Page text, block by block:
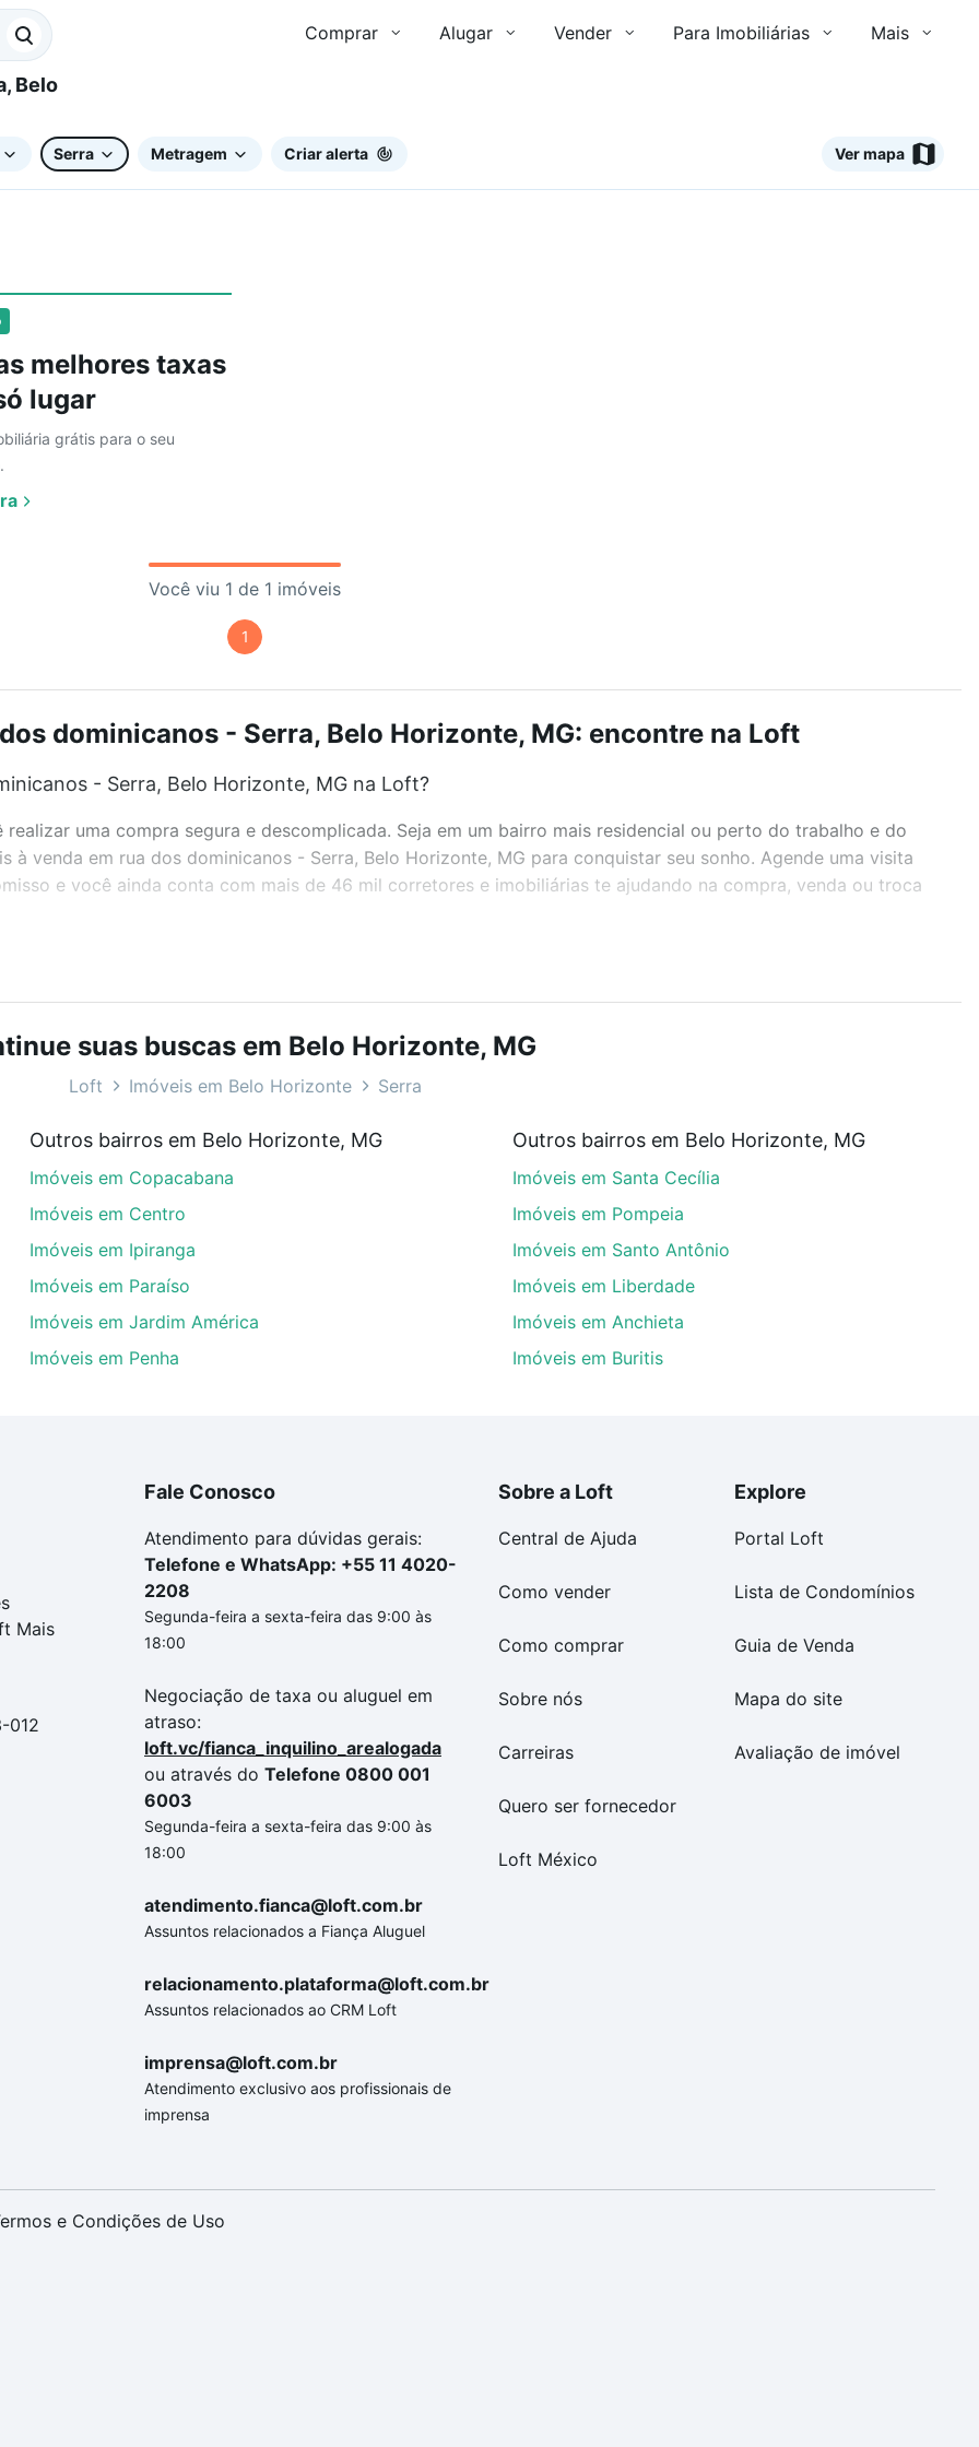
Comprar Alugar Vender Para Imobiliárias Mais
Serra Metragem Criar alerta Ver mapa
melhores taxas
lugar
grátis para o seu
Você viu 1 de 1 imóveis
1
dominicanos - Serra, Belo Horizonte, MG: encontre na Loft
- Serra, Belo Horizonte, MG na Loft?
uma compra segura e descomplicada. Seja em um bairro mais residencial ou perto do trabalho e do
venda em rua dos dominicanos - Serra, Belo Horizonte, MG para conquistar seu sonho. Agende uma visita
e você ainda conta com mais de 46 mil corretores e imobiliárias te ajudando na compra, venda ou troca
e até condomínios favoritos. Você também pode usar os filtros como quantidade de quartos, suítes, com
o preço, metragem e comodidades, como piscina, academia, salão de festas ou área verde e encontrar
MG ideal para você na Loft.
à venda em rua dos dominicanos - Serra, Belo Horizonte, MG que custam a partir de R$ 0 e com nossas
adequar ao seu orçamento. Se ainda tem alguma dúvida dos custos envolvidos no processo de compra,
e conte com a gente para comprar o imóvel dos seus sonhos com segurança e conforto. Loft, com você
suas buscas em Belo Horizonte, MG
Loft Imóveis em Belo Horizonte Serra
Outros bairros em Belo Horizonte, MG
Imóveis em Copacabana
Imóveis em Centro
Imóveis em Ipiranga
Imóveis em Paraíso
Imóveis em Jardim América
Imóveis em Penha
Outros bairros em Belo Horizonte, MG
Imóveis em Santa Cecília
Imóveis em Pompeia
Imóveis em Santo Antônio
Imóveis em Liberdade
Imóveis em Anchieta
Imóveis em Buritis
Mais
012
Fale Conosco
Atendimento para dúvidas gerais:
Telefone e WhatsApp: +55 11 4020-
2208
Segunda-feira a sexta-feira das 9:00 às
18:00
Negociação de taxa ou aluguel em
atraso:
loft.vc/fianca_inquilino_arealogada
ou através do Telefone 0800 001
6003
Segunda-feira a sexta-feira das 9:00 às
18:00
atendimento.fianca@loft.com.br
Assuntos relacionados a Fiança Aluguel
relacionamento.plataforma@loft.com.br
Assuntos relacionados ao CRM Loft
imprensa@loft.com.br
Atendimento exclusivo aos profissionais de
imprensa
Sobre a Loft
Central de Ajuda
Como vender
Como comprar
Sobre nós
Carreiras
Quero ser fornecedor
Loft México
Explore
Portal Loft
Lista de Condomínios
Guia de Venda
Mapa do site
Avaliação de imóvel
e Condições de Uso